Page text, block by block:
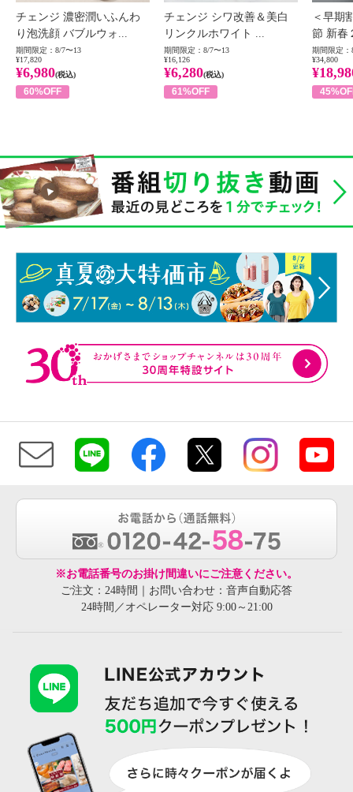
チェンジ 濃密潤いふんわ
り泡洗顔 バブルウォ...
期間限定：8/7〜13
¥17,820
¥6,980(税込)
60%OFF
チェンジ シワ改善＆美白
リンクルホワイト ...
期間限定：8/7〜13
¥16,126
¥6,280(税込)
61%OFF
＜早期
節 新春
期間限定：
¥34,800
※お電話番号のお掛け間違いにご注意ください。
ご注文：24時間｜お問い合わせ：音声自動応答
24時間／オペレーター対応 9:00～21:00